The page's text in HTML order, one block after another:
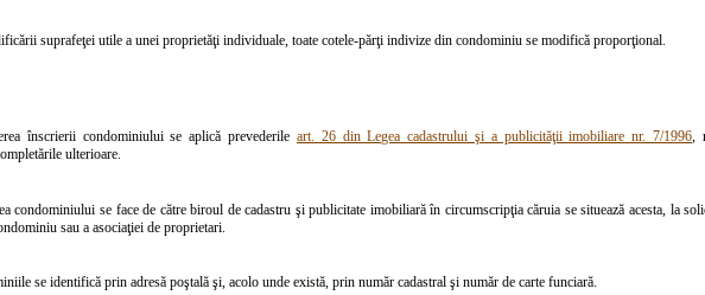
suprafeţei utile a unei proprietăţi individuale, toate cotele-părţi indivize din condominiu se modifică proporţional.
înscrierii condominiului se aplică prevederile art. 26 din Legea cadastrului şi a publicităţii imobiliare nr. 7/1996,
ulterioare.
condominiului se face de către biroul de cadastru şi publicitate imobiliară în circumscripţia căruia se situează acesta, la
sau a asociaţiei de proprietari.
se identifică prin adresă poştală şi, acolo unde există, prin număr cadastral şi număr de carte funciară.